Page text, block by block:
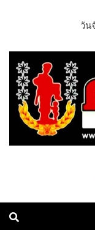
วัน